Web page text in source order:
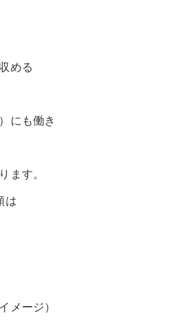
める
にも働き
す。
は
メージ）